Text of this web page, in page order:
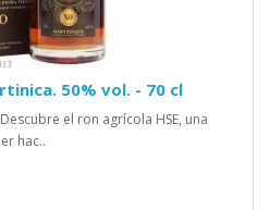
50% vol. - 70 cl
el ron agrícola HSE, una
hac..